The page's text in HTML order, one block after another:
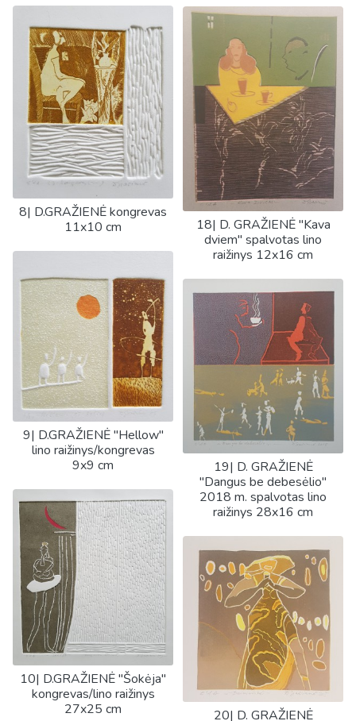
8| D.GRAŽIENĖ kongrevas
11x10 cm
9| D.GRAŽIENĖ "Hellow"
lino raižinys/kongrevas
9x9 cm
10| D.GRAŽIENĖ "Šokėja"
kongrevas/lino raižinys
27x25 cm
18| D. GRAŽIENĖ "Kava
dviem" spalvotas lino
raižinys 12x16 cm
19| D. GRAŽIENĖ
"Dangus be debesėlio"
2018 m. spalvotas lino
raižinys 28x16 cm
20| D. GRAŽIENĖ